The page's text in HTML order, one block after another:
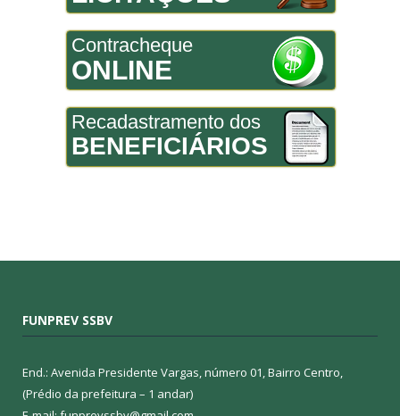
Contracheque
ONLINE
Recadastramento dos
BENEFICIÁRIOS
FUNPREV SSBV
End.: Avenida Presidente Vargas, número 01, Bairro Centro,
(Prédio da prefeitura – 1 andar)